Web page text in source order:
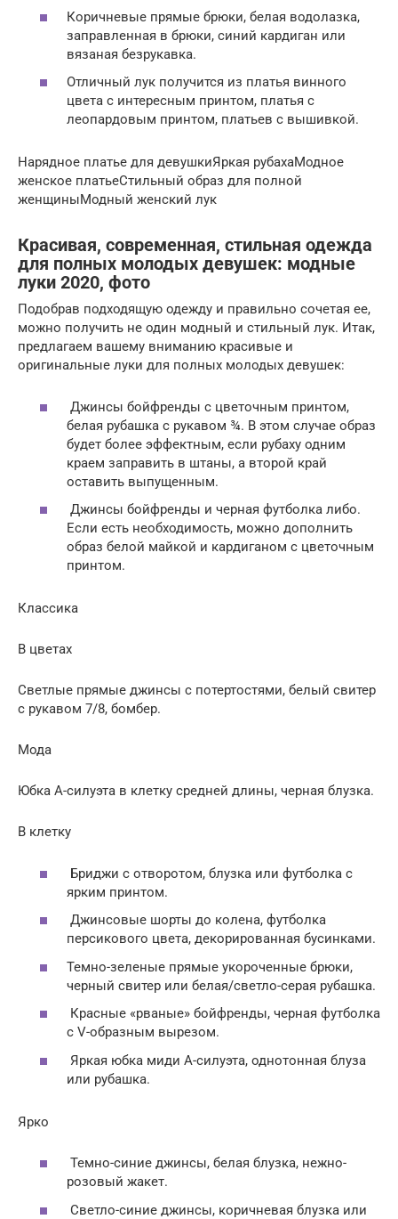
Коричневые прямые брюки, белая водолазка,
заправленная в брюки, синий кардиган или
вязаная безрукавка.
Отличный лук получится из платья винного
цвета с интересным принтом, платья с
леопардовым принтом, платьев с вышивкой.
Нарядное платье для девушкиЯркая рубахаМодное
женское платьеСтильный образ для полной
женщиныМодный женский лук
Красивая, современная, стильная одежда
для полных молодых девушек: модные
луки 2020, фото
Подобрав подходящую одежду и правильно сочетая ее,
можно получить не один модный и стильный лук. Итак,
предлагаем вашему вниманию красивые и
оригинальные луки для полных молодых девушек:
Джинсы бойфренды с цветочным принтом,
белая рубашка с рукавом ¾. В этом случае образ
будет более эффектным, если рубаху одним
краем заправить в штаны, а второй край
оставить выпущенным.
Джинсы бойфренды и черная футболка либо.
Если есть необходимость, можно дополнить
образ белой майкой и кардиганом с цветочным
принтом.
Классика
В цветах
Светлые прямые джинсы с потертостями, белый свитер
с рукавом 7/8, бомбер.
Мода
Юбка А-силуэта в клетку средней длины, черная блузка.
В клетку
Бриджи с отворотом, блузка или футболка с
ярким принтом.
Джинсовые шорты до колена, футболка
персикового цвета, декорированная бусинками.
Темно-зеленые прямые укороченные брюки,
черный свитер или белая/светло-серая рубашка.
Красные «рваные» бойфренды, черная футболка
с V-образным вырезом.
Яркая юбка миди А-силуэта, однотонная блуза
или рубашка.
Ярко
Темно-синие джинсы, белая блузка, нежно-
розовый жакет.
Светло-синие джинсы, коричневая блузка или